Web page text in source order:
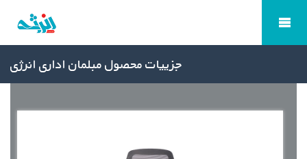
جزییات محصول مبلمان اداری انرژی